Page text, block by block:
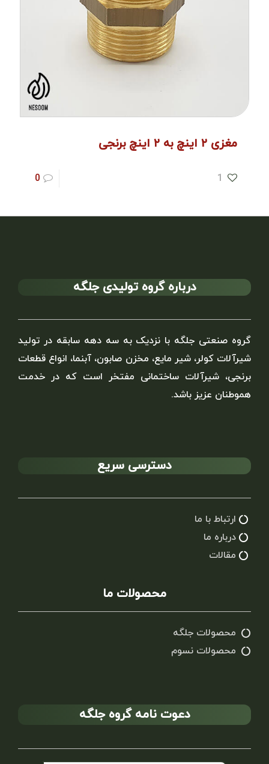
مغزی ۲ اینچ به ۲ اینچ برنجی
1
0
درباره گروه تولیدی جلگه
گروه صنعتی جلگه با نزدیک به سه دهه سابقه در تولید
شیرآلات کولر، شیر مایع، مخزن صابون، آبنما، انواع قطعات
برنجی، شیرآلات ساختمانی مفتخر است که در خدمت
هموطنان عزیز باشد.
دسترسی سریع
ارتباط با ما
درباره ما
مقالات
محصولات ما
محصولات جلگه
محصولات نسوم
دعوت نامه گروه جلگه